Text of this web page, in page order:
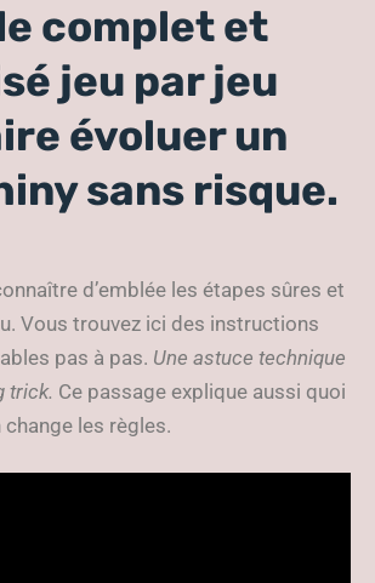
complet et
jeu par jeu
évoluer un
sans risque.
d’emblée les étapes sûres et
Vous trouvez ici des instructions
pas à pas. Une astuce technique
trick. Ce passage explique aussi quoi
les règles.